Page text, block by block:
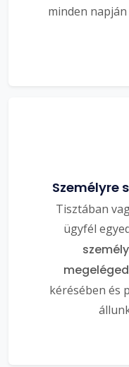
minden
Személyre
Tisztában
ügyfél
kérésében és